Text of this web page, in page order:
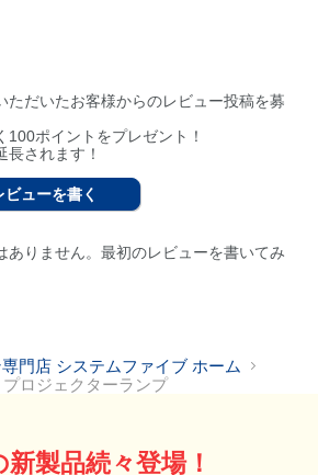
ただいたお客様からのレビュー投稿を募
ポイントをプレゼント！
長されます！
ューを書く
ありません。最初のレビューを書いてみ
門店 システムファイブ ホーム
ロジェクターランプ
新製品続々登場！